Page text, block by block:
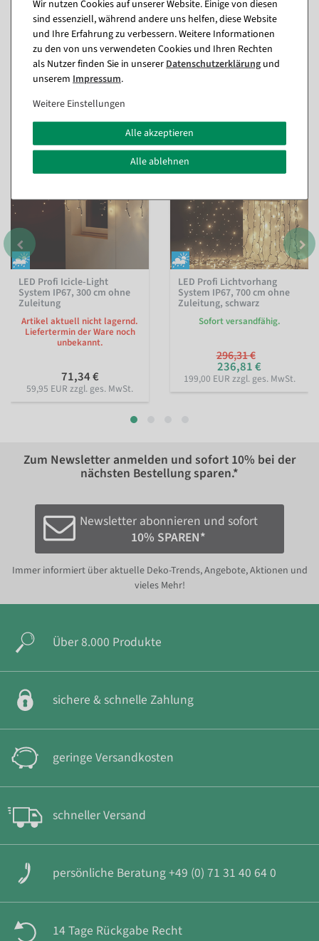
Fragen zum Artikel
Passende Artikel zu diesem Produkt
LED Profi Icicle-Light
System IP67, 300 cm ohne
Zuleitung
Artikel aktuell nicht lagernd.
Liefertermin der Ware noch
unbekannt.
71,34 €
59,95 EUR zzgl. ges. MwSt.
%
LED Profi Lichtvorhang
System IP67, 700 cm ohne
Zuleitung, schwarz
Sofort versandfähig.
296,31 €
236,81 €
199,00 EUR zzgl. ges. MwSt.
Zum Newsletter anmelden und sofort 10% bei der
nächsten Bestellung sparen.*
Newsletter abonnieren und sofort
10% SPAREN*
Immer informiert über aktuelle Deko-Trends, Angebote, Aktionen und
vieles Mehr!
Über 8.000 Produkte
sichere & schnelle Zahlung
geringe Versandkosten
schneller Versand
persönliche Beratung +49 (0) 71 31 40 64 0
14 Tage Rückgabe Recht
Wir nutzen Cookies auf unserer Website. Einige von diesen
sind essenziell, während andere uns helfen, diese Website
und Ihre Erfahrung zu verbessern. Weitere Informationen
zu den von uns verwendeten Cookies und Ihren Rechten
als Nutzer finden Sie in unsererDaten­schutz­erklärung und
unserem Impressum.
Weitere Einstellungen
Alle akzeptieren
Alle ablehnen